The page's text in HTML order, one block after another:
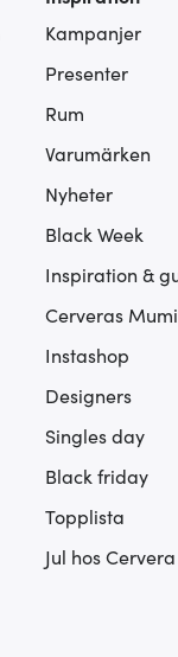
Kampanjer
Presenter
Rum
Varumärken
Nyheter
Black Week
Inspiration &
Cerveras
Instashop
Designers
Singles day
Black friday
Topplista
Jul hos Cervera